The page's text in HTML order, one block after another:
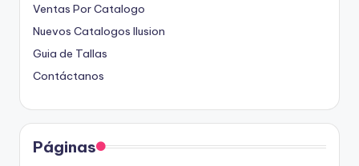
Ventas Por Catalogo
Nuevos Catalogos Ilusion
Guia de Tallas
Contáctanos
Páginas